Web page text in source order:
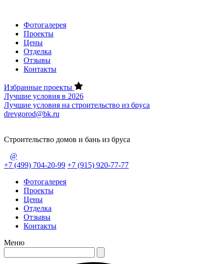
Фотогалерея
Проекты
Цены
Отделка
Отзывы
Контакты
Избранные проекты
Лучшие условия в 2026
Лучшие условия на строительство из бруса
drevgorod@bk.ru
Строительство домов и бань из бруса
@
+7 (499) 704-20-99 +7 (915) 920-77-77
Фотогалерея
Проекты
Цены
Отделка
Отзывы
Контакты
Меню